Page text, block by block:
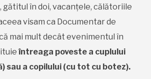
gătitul în doi, vacanțele, călătoriile
visam ca Documentar de
mai mult decât evenimentul în
întreaga poveste a cuplului
sau a copilului (cu tot cu botez).